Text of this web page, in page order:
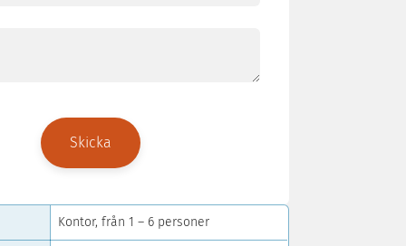
Kontor, från 1 – 6 personer